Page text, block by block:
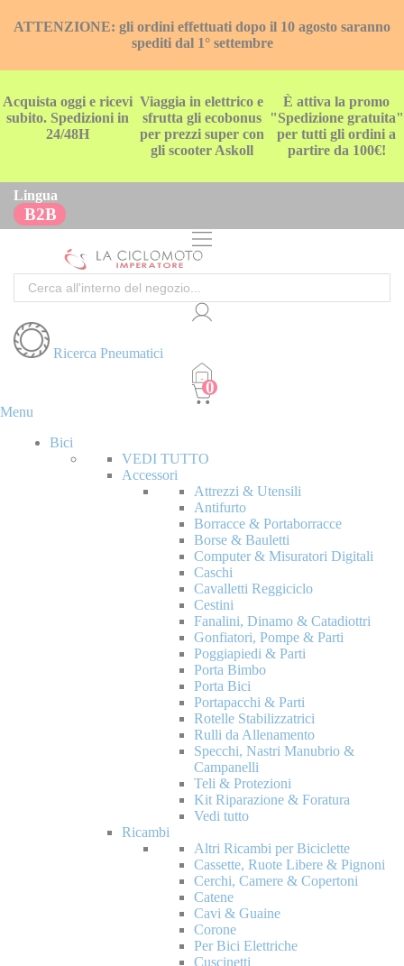
ATTENZIONE: gli ordini effettuati dopo il 10 agosto saranno
spediti dal 1° settembre
Acquista oggi e ricevi
subito. Spedizioni in
24/48H
Viaggia in elettrico e
sfrutta gli ecobonus
per prezzi super con
gli scooter Askoll
È attiva la promo
"Spedizione gratuita"
per tutti gli ordini a
partire da 100€!
Lingua
B2B
Cerca
Ricerca Pneumatici
Menu
Bici
VEDI TUTTO
Accessori
Attrezzi & Utensili
Antifurto
Borracce & Portaborracce
Borse & Bauletti
Computer & Misuratori Digitali
Caschi
Cavalletti Reggiciclo
Cestini
Fanalini, Dinamo & Catadiottri
Gonfiatori, Pompe & Parti
Poggiapiedi & Parti
Porta Bimbo
Porta Bici
Portapacchi & Parti
Rotelle Stabilizzatrici
Rulli da Allenamento
Specchi, Nastri Manubrio &
Campanelli
Teli & Protezioni
Kit Riparazione & Foratura
Vedi tutto
Ricambi
Altri Ricambi per Biciclette
Cassette, Ruote Libere & Pignoni
Cerchi, Camere & Copertoni
Catene
Cavi & Guaine
Corone
Per Bici Elettriche
Cuscinetti